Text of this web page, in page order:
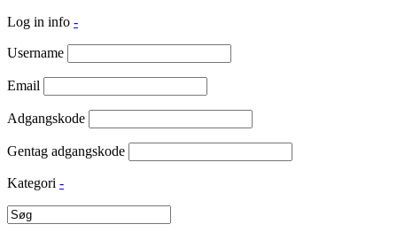
Log in info -
Username
Email
Adgangskode
Gentag adgangskode
Kategori -